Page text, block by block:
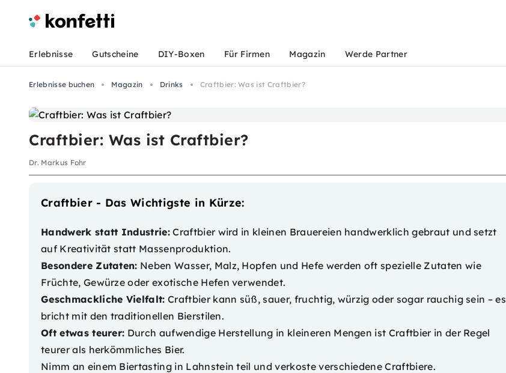
Erlebnisse buchen Magazin Drinks Craftbier: Was ist Craftbier?
Craftbier: Was ist Craftbier?
Dr. Markus Fohr
Craftbier - Das Wichtigste in Kürze:
Handwerk statt Industrie: Craftbier wird in kleinen Brauereien handwerklich gebraut und setzt
auf Kreativität statt Massenproduktion.
Besondere Zutaten: Neben Wasser, Malz, Hopfen und Hefe werden oft spezielle Zutaten wie
Früchte, Gewürze oder exotische Hefen verwendet.
Geschmackliche Vielfalt: Craftbier kann süß, sauer, fruchtig, würzig oder sogar rauchig sein – es
bricht mit den traditionellen Bierstilen.
Oft etwas teurer: Durch aufwendige Herstellung in kleineren Mengen ist Craftbier in der Regel
teurer als herkömmliches Bier.
Nimm an einem Biertasting in Lahnstein teil und verkoste verschiedene Craftbiere.
Erlebnisse Gutscheine DIY-Boxen Für Firmen Magazin Werde Partner